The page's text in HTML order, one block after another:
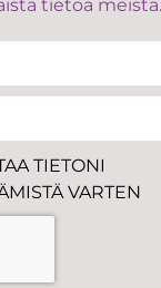
VARTEN
tietoa
TIETONI
VARTEN